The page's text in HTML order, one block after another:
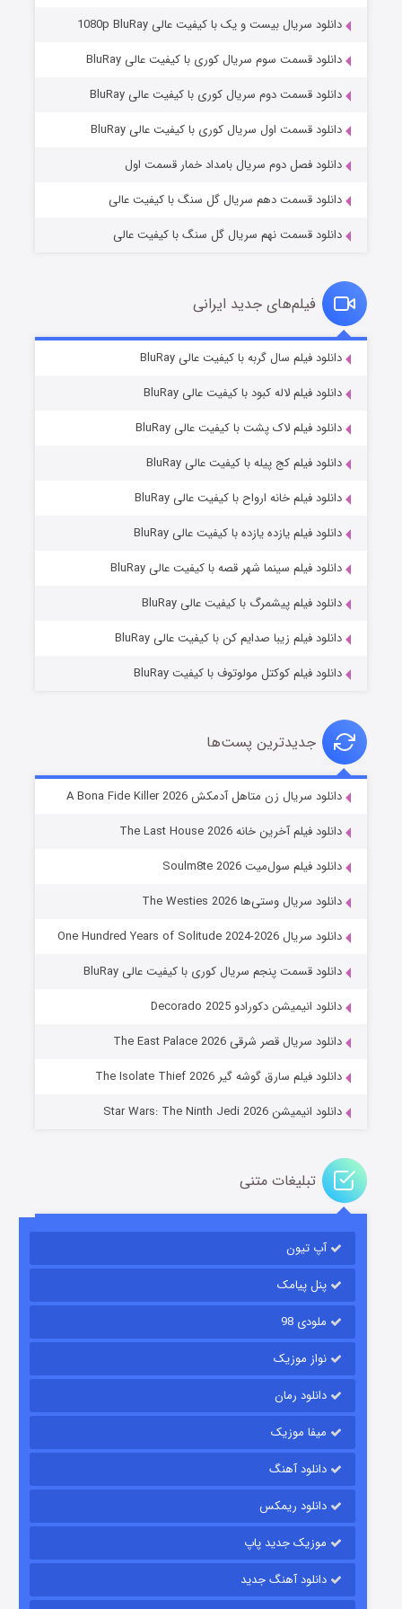
عملیات آپارتمان
قسمت۲ (زیرنویس) منتشر شد
قسمت۲ (زیرنویس) منتشر شد
شوگر فصل ۲
خاندان اژدها فصل ۳
قسمت۶ (زیرنویس) منتشر شد
قسمت
دانلود سریال بیست و یک با کیفیت عالی 1080p BluRay
دانلود قسمت سوم سریال کوری با کیفیت عالی BluRay
دانلود قسمت دوم سریال کوری با کیفیت عالی BluRay
دانلود قسمت اول سریال کوری با کیفیت عالی BluRay
دانلود فصل دوم سریال بامداد خمار قسمت اول
دانلود قسمت دهم سریال گل سنگ با کیفیت عالی
دانلود قسمت نهم سریال گل سنگ با کیفیت عالی
فیلم‌های جدید ایرانی
دانلود فیلم سال گربه با کیفیت عالی BluRay
دانلود فیلم لاله کبود با کیفیت عالی BluRay
دانلود فیلم لاک پشت با کیفیت عالی BluRay
دانلود فیلم کج‌ پیله با کیفیت عالی BluRay
دانلود فیلم خانه ارواح با کیفیت عالی BluRay
دانلود فیلم یازده یازده با کیفیت عالی BluRay
دانلود فیلم سینما شهر قصه با کیفیت عالی BluRay
دانلود فیلم پیشمرگ با کیفیت عالی BluRay
دانلود فیلم زیبا صدایم کن با کیفیت عالی BluRay
دانلود فیلم کوکتل مولوتوف با کیفیت BluRay
جدیدترین پست‌ها
دانلود سریال زن متاهل آدمکش A Bona Fide Killer 2026
دانلود فیلم آخرین خانه The Last House 2026
دانلود فیلم سول‌میت Soulm8te 2026
دانلود سریال وستی‌ها The Westies 2026
دانلود سریال One Hundred Years of Solitude 2024-2026
دانلود قسمت پنجم سریال کوری با کیفیت عالی BluRay
دانلود انیمیشن دکورادو Decorado 2025
دانلود سریال قصر شرقی The East Palace 2026
دانلود فیلم سارق گوشه گیر The Isolate Thief 2026
دانلود انیمیشن Star Wars: The Ninth Jedi 2026
تبلیغات متنی
آپ تیون
پنل پیامک
ملودی 98
نواز موزیک
دانلود رمان
میفا موزیک
دانلود آهنگ
دانلود ریمکس
موزیک جدید پاپ
دانلود آهنگ جدید